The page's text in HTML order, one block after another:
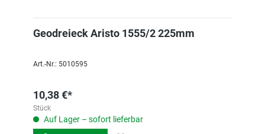
Geodreieck Aristo 1555/2 225mm
Art.-Nr.: 5010595
10,38 €*
Stück
Auf Lager – sofort lieferbar